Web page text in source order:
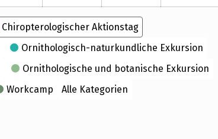
Chiropterologischer Aktionstag
Ornithologisch-naturkundliche Exkursion
Ornithologische und botanische Exkursion
Workcamp
Alle Kategorien